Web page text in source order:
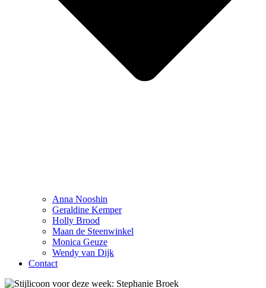
Anna Nooshin
Geraldine Kemper
Holly Brood
Maan de Steenwinkel
Monica Geuze
Wendy van Dijk
Contact